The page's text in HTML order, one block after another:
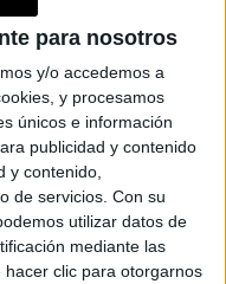
para nosotros
y/o accedemos a
y procesamos
únicos e información
publicidad y contenido
y contenido,
de servicios. Con su
utilizar datos de
mediante las
clic para otorgarnos
Break BATimes
derechos reservados
Nro. 5346433